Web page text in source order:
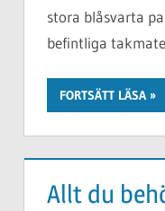
stora blåsvarta
befintliga
FORTSÄTT LÄSA
Allt du